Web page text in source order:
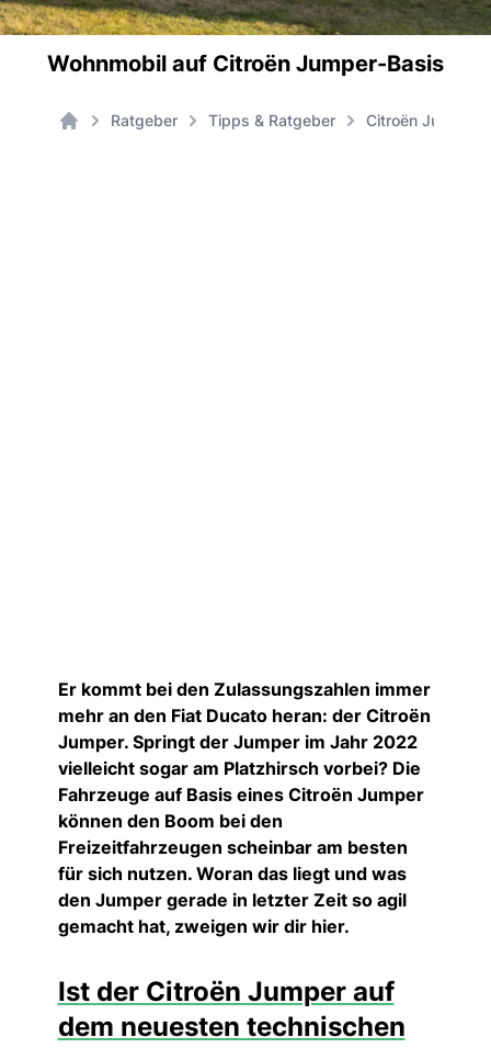
Wohnmobil auf Citroën Jumper-Basis
Ratgeber Tipps & Ratgeber Citroën Jumper
Er kommt bei den Zulassungszahlen immer
mehr an den Fiat Ducato heran: der Citroën
Jumper. Springt der Jumper im Jahr 2022
vielleicht sogar am Platzhirsch vorbei? Die
Fahrzeuge auf Basis eines Citroën Jumper
können den Boom bei den
Freizeitfahrzeugen scheinbar am besten
für sich nutzen. Woran das liegt und was
den Jumper gerade in letzter Zeit so agil
gemacht hat, zweigen wir dir hier.
Ist der Citroën Jumper auf
dem neuesten technischen